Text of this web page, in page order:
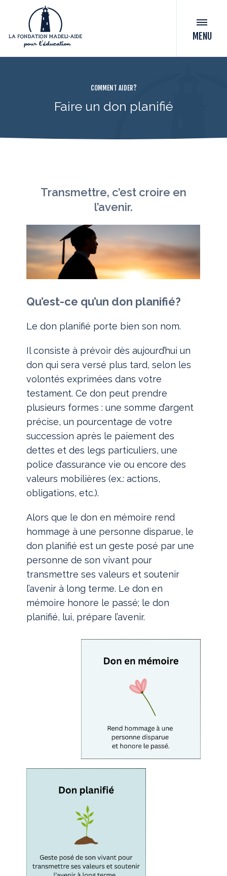
MENU
COMMENT AIDER?
Faire un don planifié
Transmettre, c’est croire en
l’avenir.
Qu’est-ce qu’un don planifié?
Le don planifié porte bien son nom.
Il consiste à prévoir dès aujourd’hui un
don qui sera versé plus tard, selon les
volontés exprimées dans votre
testament. Ce don peut prendre
plusieurs formes : une somme d’argent
précise, un pourcentage de votre
succession après le paiement des
dettes et des legs particuliers, une
police d’assurance vie ou encore des
valeurs mobilières (ex.: actions,
obligations, etc.).
Alors que le don en mémoire rend
hommage à une personne disparue, le
don planifié est un geste posé par une
personne de son vivant pour
transmettre ses valeurs et soutenir
l’avenir à long terme. Le don en
mémoire honore le passé; le don
planifié, lui, prépare l’avenir.